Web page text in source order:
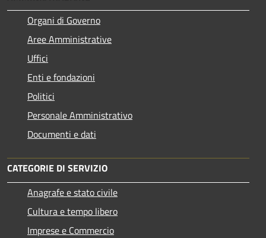
Organi di Governo
Aree Amministrative
Uffici
Enti e fondazioni
Politici
Personale Amministrativo
Documenti e dati
CATEGORIE DI SERVIZIO
Anagrafe e stato civile
Cultura e tempo libero
Imprese e Commercio